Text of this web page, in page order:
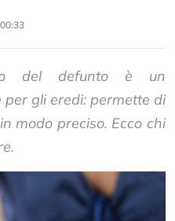
del defunto è un
gli eredi: permette di
modo preciso. Ecco chi